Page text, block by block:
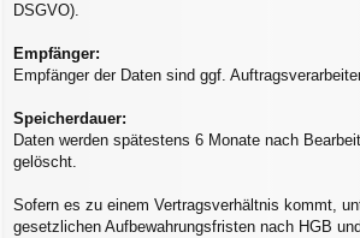
DSGVO).
Empfänger:
Empfänger der Daten sind ggf.
Speicherdauer:
Daten werden spätestens 6 Monate nach
gelöscht.
Sofern es zu einem Vertragsverhältnis kommt,
gesetzlichen Aufbewahrungsfristen nach HGB